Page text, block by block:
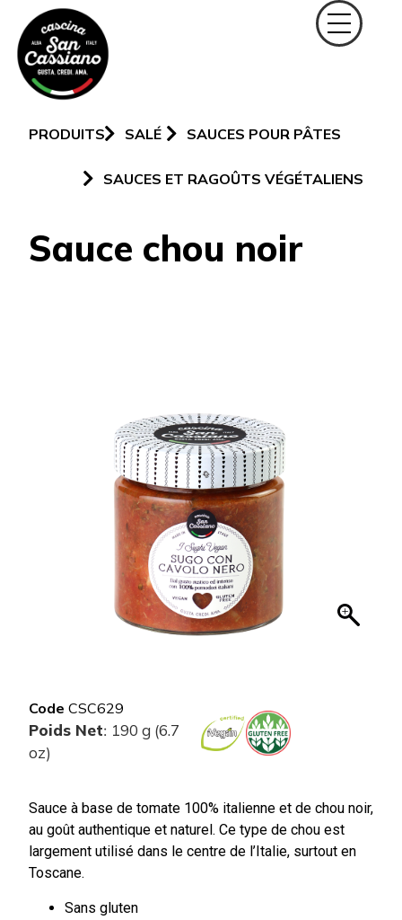
PRODUITS SALÉ SAUCES POUR PÂTES
SAUCES ET RAGOÛTS VÉGÉTALIENS
Sauce chou noir
Code CSC629
Poids Net: 190 g (6.7
oz)
Sauce à base de tomate 100% italienne et de chou noir,
au goût authentique et naturel. Ce type de chou est
largement utilisé dans le centre de l’Italie, surtout en
Toscane.
Sans gluten